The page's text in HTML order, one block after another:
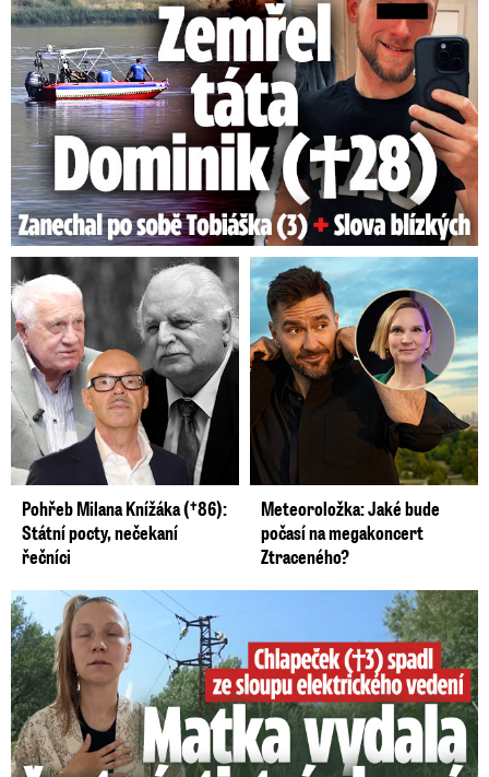
Pohřeb Milana Knížáka (†86):
Státní pocty, nečekaní
řečníci
Meteoroložka: Jaké bude
počasí na megakoncert
Ztraceného?
Smrtelný pád chlapce: Matka vydala vyjádření na 16 stran